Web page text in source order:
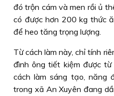
đó trộn cám và men rồi ủ
có được hơn 200 kg thức
để heo tăng trọng lượng.
Từ cách làm này, chỉ tính
đình ông tiết kiệm được
cách làm sáng tạo, năng
trong xã An Xuyên đang